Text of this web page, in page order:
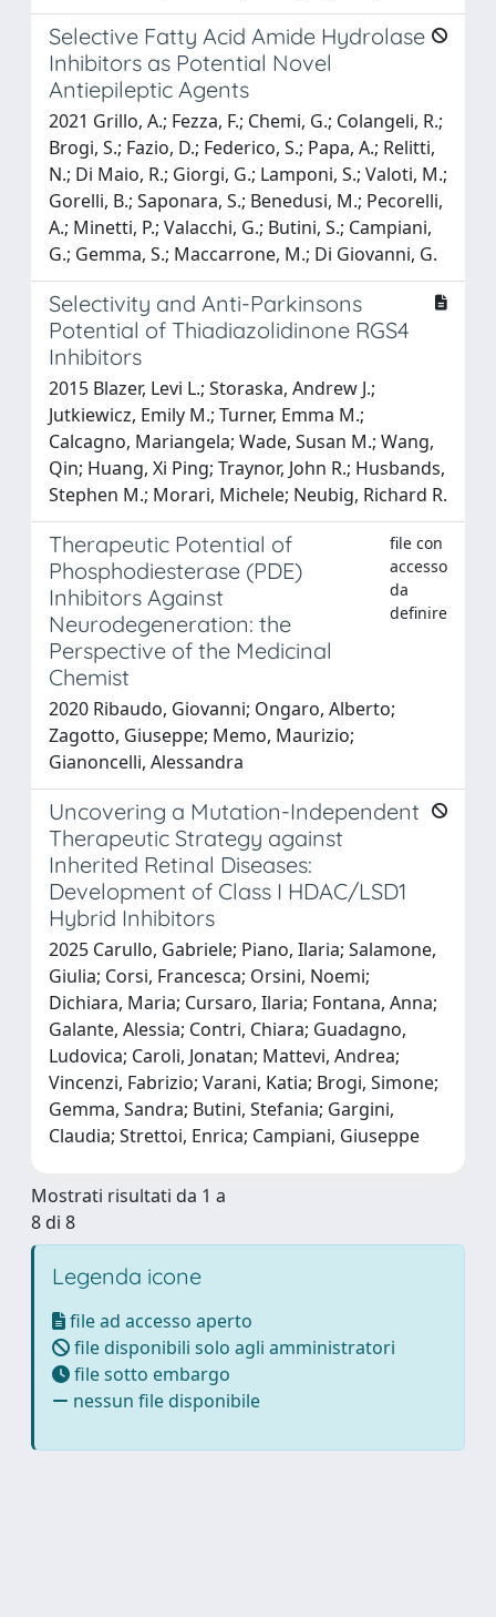
Selective Fatty Acid Amide Hydrolase
Inhibitors as Potential Novel
Antiepileptic Agents
2021 Grillo, A.; Fezza, F.; Chemi, G.; Colangeli, R.;
Brogi, S.; Fazio, D.; Federico, S.; Papa, A.; Relitti,
N.; Di Maio, R.; Giorgi, G.; Lamponi, S.; Valoti, M.;
Gorelli, B.; Saponara, S.; Benedusi, M.; Pecorelli,
A.; Minetti, P.; Valacchi, G.; Butini, S.; Campiani,
G.; Gemma, S.; Maccarrone, M.; Di Giovanni, G.
Selectivity and Anti-Parkinsons
Potential of Thiadiazolidinone RGS4
Inhibitors
2015 Blazer, Levi L.; Storaska, Andrew J.;
Jutkiewicz, Emily M.; Turner, Emma M.;
Calcagno, Mariangela; Wade, Susan M.; Wang,
Qin; Huang, Xi Ping; Traynor, John R.; Husbands,
Stephen M.; Morari, Michele; Neubig, Richard R.
Therapeutic Potential of
Phosphodiesterase (PDE)
Inhibitors Against
Neurodegeneration: the
Perspective of the Medicinal
Chemist
file con
accesso
da
definire
2020 Ribaudo, Giovanni; Ongaro, Alberto;
Zagotto, Giuseppe; Memo, Maurizio;
Gianoncelli, Alessandra
Uncovering a Mutation-Independent
Therapeutic Strategy against
Inherited Retinal Diseases:
Development of Class I HDAC/LSD1
Hybrid Inhibitors
2025 Carullo, Gabriele; Piano, Ilaria; Salamone,
Giulia; Corsi, Francesca; Orsini, Noemi;
Dichiara, Maria; Cursaro, Ilaria; Fontana, Anna;
Galante, Alessia; Contri, Chiara; Guadagno,
Ludovica; Caroli, Jonatan; Mattevi, Andrea;
Vincenzi, Fabrizio; Varani, Katia; Brogi, Simone;
Gemma, Sandra; Butini, Stefania; Gargini,
Claudia; Strettoi, Enrica; Campiani, Giuseppe
Mostrati risultati da 1 a
8 di 8
Legenda icone
file ad accesso aperto
file disponibili solo agli amministratori
file sotto embargo
nessun file disponibile